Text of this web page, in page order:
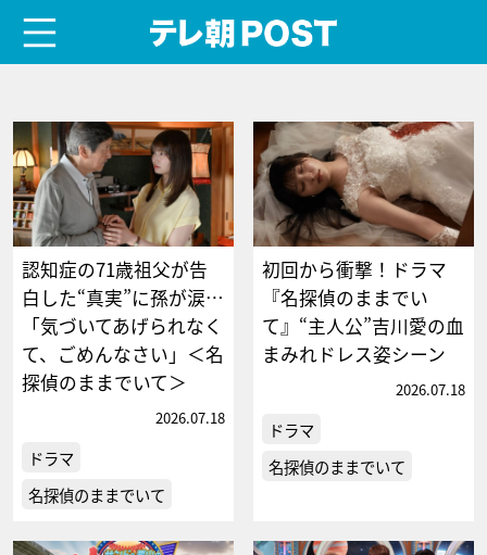
認知症の71歳祖父が告
白した“真実”に孫が涙…
「気づいてあげられなく
て、ごめんなさい」＜名
探偵のままでいて＞
2026.07.18
ドラマ
名探偵のままでいて
初回から衝撃！ドラマ
『名探偵のままでい
て』“主人公”吉川愛の血
まみれドレス姿シーン
2026.07.18
ドラマ
名探偵のままでいて